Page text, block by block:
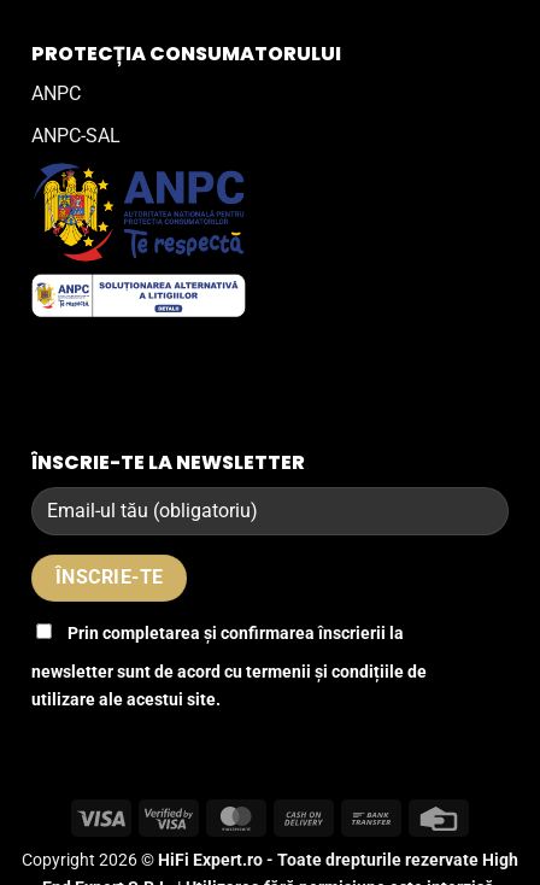
PROTECȚIA CONSUMATORULUI
ANPC
ANPC-SAL
ÎNSCRIE-TE LA NEWSLETTER
Prin completarea și confirmarea înscrierii la
newsletter sunt de acord cu termenii și condițiile de
utilizare ale acestui site.
Visa
Visa
MasterCardCash
Delivery
Bank
Copyright 2026 ©HiFi Expert.ro - Toate drepturile rezervate High